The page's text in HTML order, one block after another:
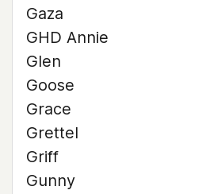
Gaza
GHD Annie
Glen
Goose
Grace
Grettel
Griff
Gunny